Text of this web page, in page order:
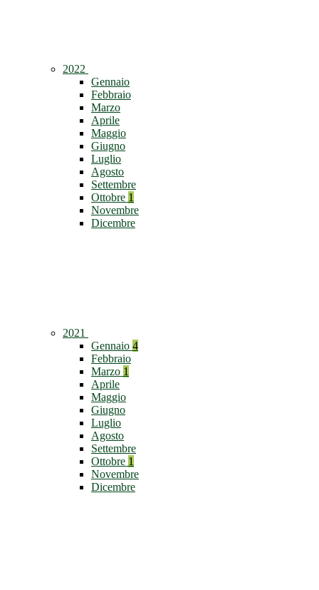
2022
Gennaio
Febbraio
Marzo
Aprile
Maggio
Giugno
Luglio
Agosto
Settembre
Ottobre 1
Novembre
Dicembre
2021
Gennaio 4
Febbraio
Marzo 1
Aprile
Maggio
Giugno
Luglio
Agosto
Settembre
Ottobre 1
Novembre
Dicembre